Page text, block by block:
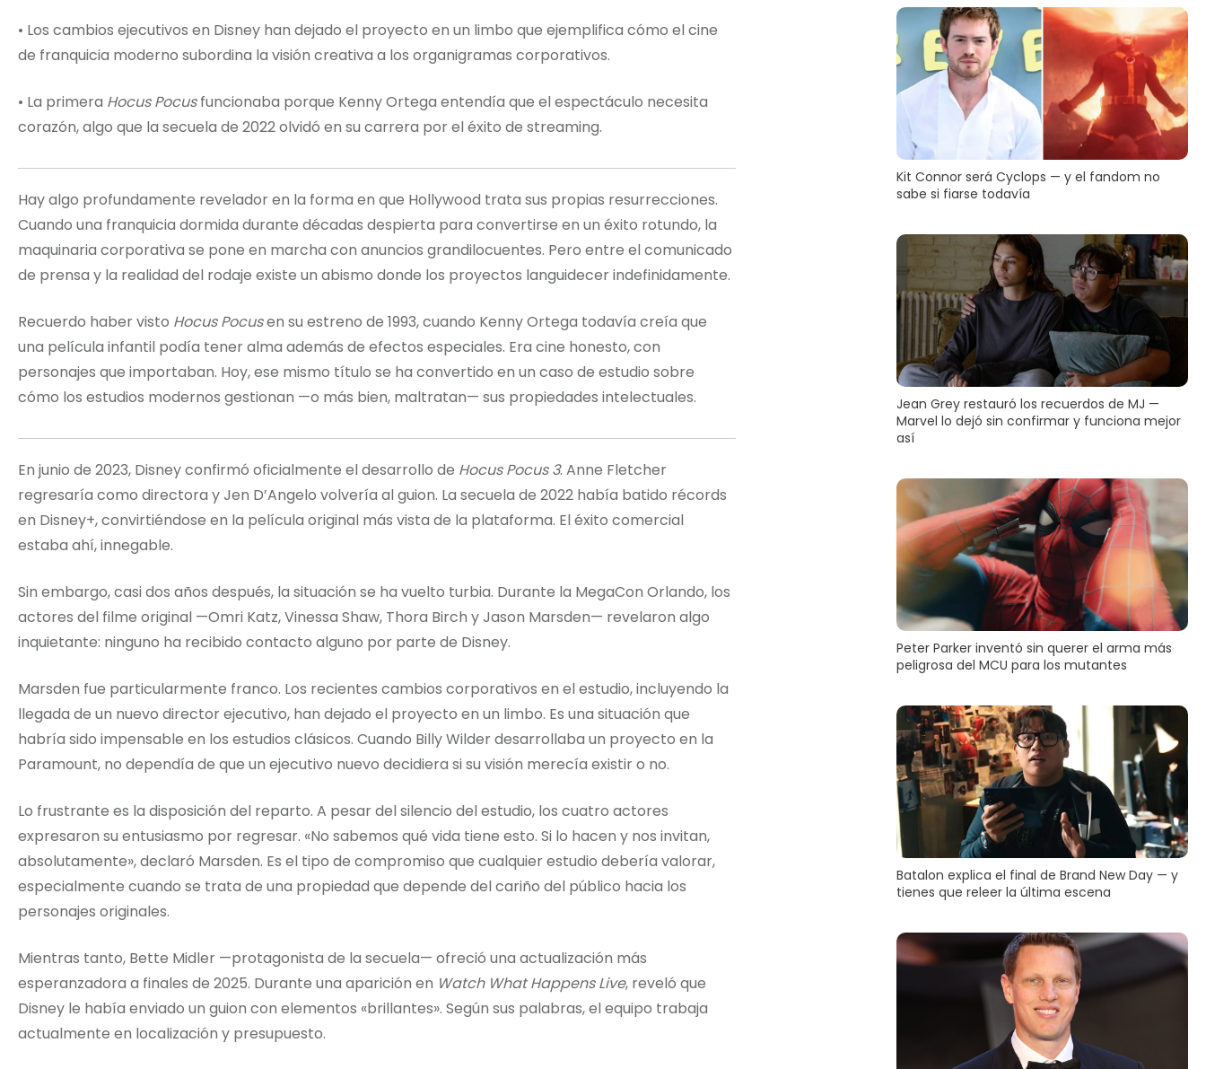
• Los cambios ejecutivos en Disney han dejado el proyecto en un limbo que ejemplifica cómo el cine
de franquicia moderno subordina la visión creativa a los organigramas corporativos.
• La primera Hocus Pocusfuncionaba porque Kenny Ortega entendía que el espectáculo necesita
corazón, algo que la secuela de 2022 olvidó en su carrera por el éxito de streaming.
Hay algo profundamente revelador en la forma en que Hollywood trata sus propias resurrecciones.
Cuando una franquicia dormida durante décadas despierta para convertirse en un éxito rotundo, la
maquinaria corporativa se pone en marcha con anuncios grandilocuentes. Pero entre el comunicado
de prensa y la realidad del rodaje existe un abismo donde los proyectos languidecer indefinidamente.
Recuerdo haber visto Hocus Pocusen su estreno de 1993, cuando Kenny Ortega todavía creía que
una película infantil podía tener alma además de efectos especiales. Era cine honesto, con
personajes que importaban. Hoy, ese mismo título se ha convertido en un caso de estudio sobre
cómo los estudios modernos gestionan —o más bien, maltratan— sus propiedades intelectuales.
En junio de 2023, Disney confirmó oficialmente el desarrollo de Hocus Pocus 3. Anne Fletcher
regresaría como directora y Jen D’Angelo volvería al guion. La secuela de 2022 había batido récords
en Disney+, convirtiéndose en la película original más vista de la plataforma. El éxito comercial
estaba ahí, innegable.
Sin embargo, casi dos años después, la situación se ha vuelto turbia. Durante la MegaCon Orlando, los
actores del filme original —Omri Katz, Vinessa Shaw, Thora Birch y Jason Marsden— revelaron algo
inquietante: ninguno ha recibido contacto alguno por parte de Disney.
Marsden fue particularmente franco. Los recientes cambios corporativos en el estudio, incluyendo la
llegada de un nuevo director ejecutivo, han dejado el proyecto en un limbo. Es una situación que
habría sido impensable en los estudios clásicos. Cuando Billy Wilder desarrollaba un proyecto en la
Paramount, no dependía de que un ejecutivo nuevo decidiera si su visión merecía existir o no.
Lo frustrante es la disposición del reparto. A pesar del silencio del estudio, los cuatro actores
expresaron su entusiasmo por regresar. «No sabemos qué vida tiene esto. Si lo hacen y nos invitan,
absolutamente», declaró Marsden. Es el tipo de compromiso que cualquier estudio debería valorar,
especialmente cuando se trata de una propiedad que depende del cariño del público hacia los
personajes originales.
Mientras tanto, Bette Midler —protagonista de la secuela— ofreció una actualización más
esperanzadora a finales de 2025. Durante una aparición en Watch What Happens Live, reveló que
Disney le había enviado un guion con elementos «brillantes». Según sus palabras, el equipo trabaja
actualmente en localización y presupuesto.
Kit Connor será Cyclops — y el fandom no
sabe si fiarse todavía
Jean Grey restauró los recuerdos de MJ —
Marvel lo dejó sin confirmar y funciona mejor
así
Peter Parker inventó sin querer el arma más
peligrosa del MCU para los mutantes
Batalon explica el final de Brand New Day — y
tienes que releer la última escena